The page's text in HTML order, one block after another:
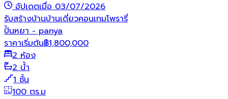
อัปเดตเมื่อ 03/07/2026
รับสร้างบ้านบ้านเดี่ยวคอนเทมโพรารี่
ปั้นหยา - panya
ราคาเริ่มต้น฿1,800,000
2 ห้อง
2 น้ำ
1 ชั้น
100 ตร.ม